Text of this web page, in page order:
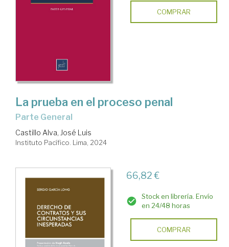
COMPRAR
La prueba en el proceso penal
Parte General
Castillo Alva, José Luis
Instituto Pacífico. Lima, 2024
66,82 €
Stock en librería. Envío
en 24/48 horas
COMPRAR